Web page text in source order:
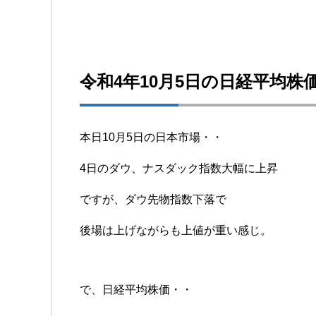
令和4年10月5日の日経平均株
本日10月5日の日本市場・・
4日のダウ、ナスダック指数大幅に上昇
ですが、ダウ先物指数下落で
後場は上げながらも上値が重い感じ。
で、日経平均株価・・